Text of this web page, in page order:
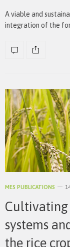
A viable and
integration of the
MES PUBLICATIONS
Cultivating
systems
the rice